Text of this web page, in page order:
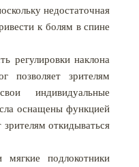
недостаточная
к болям в спине
регулировки наклона
позволяет зрителям
индивидуальные
оснащены функцией
зрителям откидываться
подлокотники